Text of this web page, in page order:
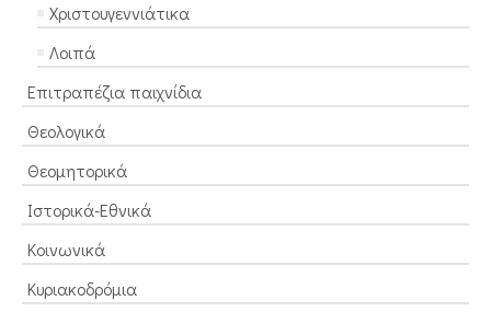
Χριστουγεννιάτικα
Λοιπά
Επιτραπέζια παιχνίδια
Θεολογικά
Θεομητορικά
Ιστορικά-Εθνικά
Κοινωνικά
Κυριακοδρόμια